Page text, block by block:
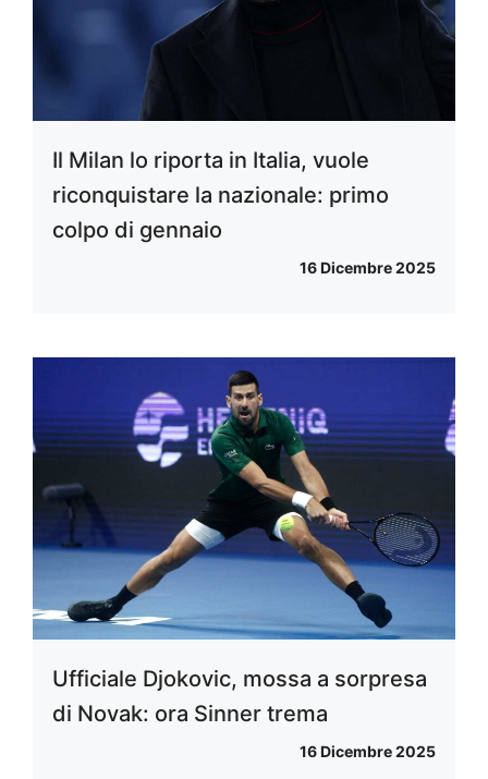
Il Milan lo riporta in Italia, vuole
riconquistare la nazionale: primo
colpo di gennaio
16 Dicembre 2025
Ufficiale Djokovic, mossa a sorpresa
di Novak: ora Sinner trema
16 Dicembre 2025